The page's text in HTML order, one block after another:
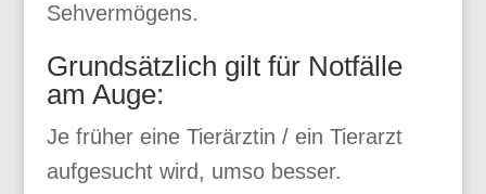
Sehvermögens.
Grundsätzlich gilt für Notfälle
am Auge:
Je früher eine Tierärztin / ein Tierarzt
aufgesucht wird, umso besser.